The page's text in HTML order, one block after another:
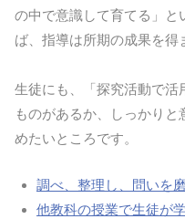
の中で意識して育てる」と
ば、指導は所期の成果を得
生徒にも、「探究活動で活
ものがあるか、しっかり
めたいところです。
調べ、整理し、問いを
他教科の授業で生徒が